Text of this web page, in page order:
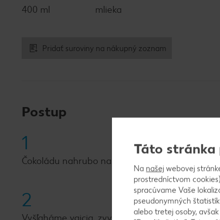
400 ml mlieka
Pridať suroviny na nákupný zoznam
Postup
1
Čokoládu nahrubo nakrájame, roztopíme v 100
2
Táto stránka
Na našej webovej
prostredníctvom
spracúvame Vaše
pseudonymných
alebo tretej osoby,